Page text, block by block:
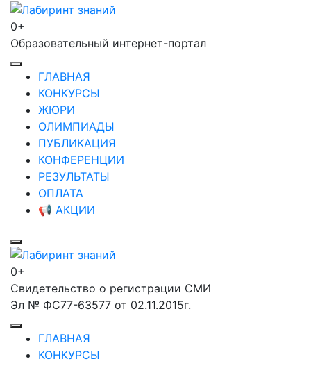
Перейти
содержимому
Enter)
Лабиринт знаний
0+
Образовательный интернет-портал
ГЛАВНАЯ
КОНКУРСЫ
ЖЮРИ
ОЛИМПИАДЫ
ПУБЛИКАЦИЯ
КОНФЕРЕНЦИИ
РЕЗУЛЬТАТЫ
ОПЛАТА
📢 АКЦИИ
Лабиринт знаний
0+
Свидетельство о регистрации СМИ
Эл № ФС77-63577 от 02.11.2015г.
ГЛАВНАЯ
КОНКУРСЫ